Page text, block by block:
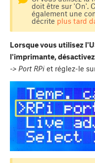
doit être sur 'On'.
également une
décrite plus tard
Lorsque vous utilisez
l'imprimante,
-> Port RPi et réglez-le